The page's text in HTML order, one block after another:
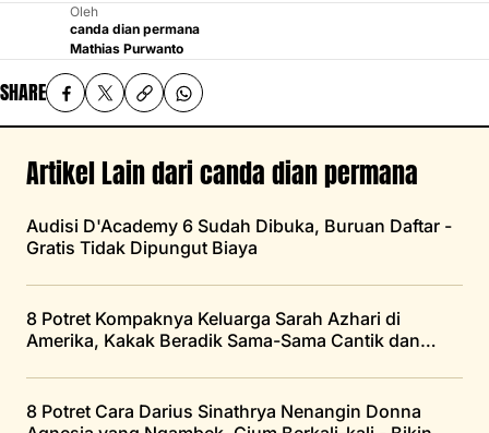
Oleh
canda dian permana
Mathias Purwanto
SHARE
Artikel Lain dari canda dian permana
Audisi D'Academy 6 Sudah Dibuka, Buruan Daftar -
Gratis Tidak Dipungut Biaya
8 Potret Kompaknya Keluarga Sarah Azhari di
Amerika, Kakak Beradik Sama-Sama Cantik dan
8 Potret Cara Darius Sinathrya Nenangin Donna